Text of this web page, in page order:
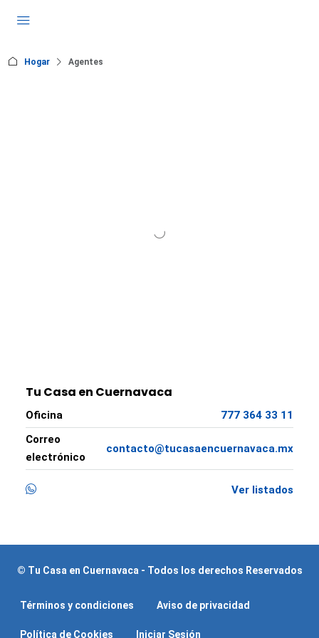
Hogar Agentes
Tu Casa en Cuernavaca
Oficina
777 364 33 11
Correo
electrónico
contacto@tucasaencuernavaca.mx
Ver listados
© Tu Casa en Cuernavaca - Todos los derechos Reservados
Términos y condiciones Aviso de privacidad
Política de Cookies Iniciar Sesión